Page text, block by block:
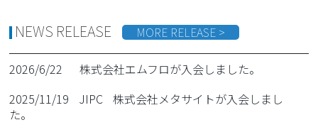
NEWS RELEASE MORE RELEASE >
2026/6/22
株式会社エムフロが入会しました。
2025/11/19
JIPC
株式会社メタサイトが入会しまし
た。